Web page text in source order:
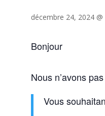
décembre 24, 2024 @
Bonjour
Nous n’avons
Vous